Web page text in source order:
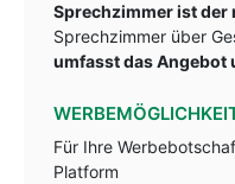
Sprechzimmer ist der
Sprechzimmer über
umfasst das Angebot
Für Ihre
Platform